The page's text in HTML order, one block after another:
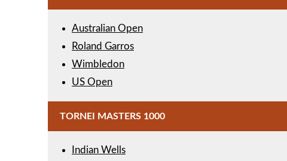
Australian Open
Roland Garros
Wimbledon
US Open
TORNEI MASTERS 1000
Indian Wells